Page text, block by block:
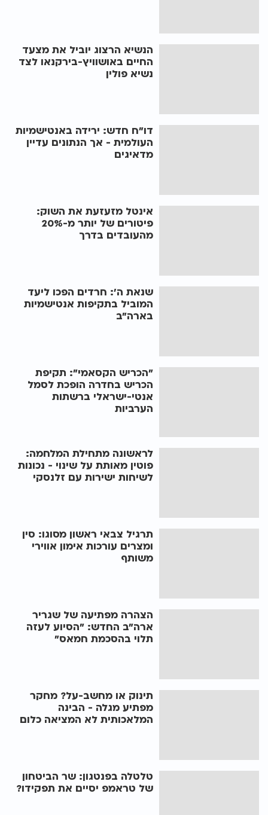
הנשיא הרצוג יוביל את מצעד
החיים באושוויץ-בירקנאו לצד
נשיא פולין
דו"ח חדש: ירידה באנטישמיות
העולמית - אך הנתונים עדיין
מדאיגים
אינטל מזעזעת את השוק:
פיטורים של יותר מ-20%
מהעובדים בדרך
שנאת ה': חרדים הפכו ליעד
המוביל בתקיפות אנטישמיות
בארה"ב
"הכריש הקסאמי": תקיפת
הכריש בחדרה הופכת לסמל
אנטי-ישראלי ברשתות
הערביות
לראשונה מתחילת המלחמה:
פוטין מאותת על שינוי - נכונות
לשיחות ישירות עם זלנסקי
תרגיל צבאי ראשון מסוגו: סין
ומצרים עורכות אימון אווירי
משותף
הצהרה מפתיעה של שגריר
ארה"ב החדש: "הסיוע לעזה
תלוי בהסכמת חמאס"
תינוק או מחשב-על? מחקר
מפתיע מגלה - הבינה
המלאכותית לא המציאה כלום
טלטלה בפנטגון: שר הביטחון
של טראמפ יסיים את תפקידו?